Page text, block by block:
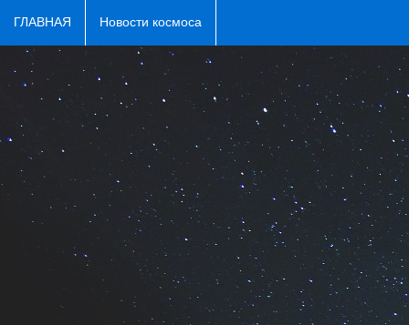
ГЛАВНАЯ Новости космоса